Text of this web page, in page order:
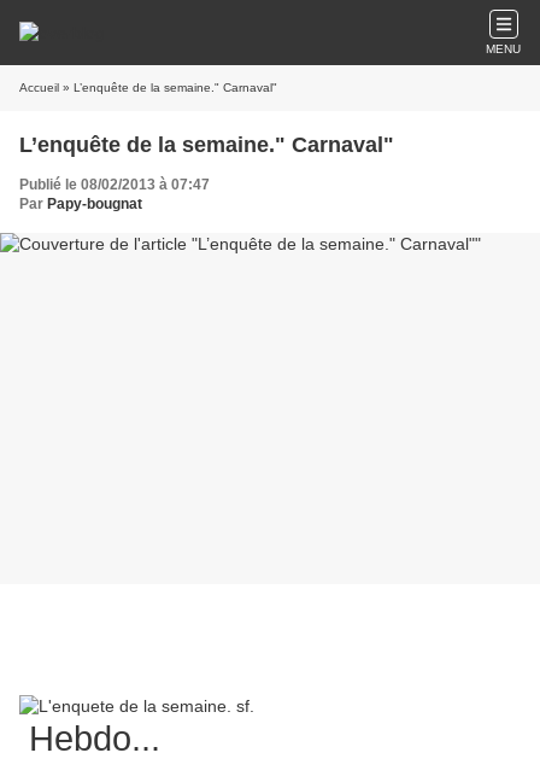
MENU
Accueil » L’enquête de la semaine." Carnaval"
L’enquête de la semaine." Carnaval"
Publié le 08/02/2013 à 07:47
Par Papy-bougnat
Hebdo...